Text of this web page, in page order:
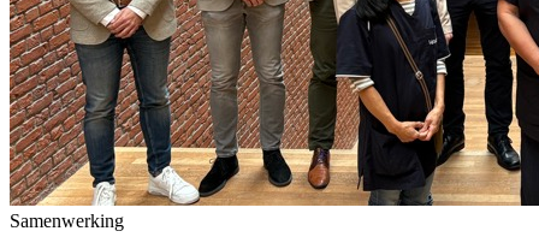
Samenwerking